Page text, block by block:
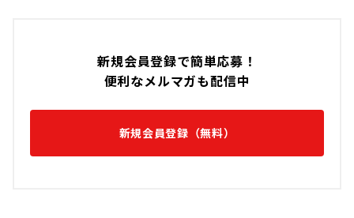
新規会員登録で簡単応募！
便利なメルマガも配信中
新規会員登録（無料）